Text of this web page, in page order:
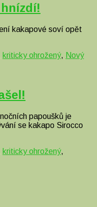
kakapové soví opět
kriticky ohrožený, Nový
papoušků je
se kakapo Sirocco
kriticky ohrožený,